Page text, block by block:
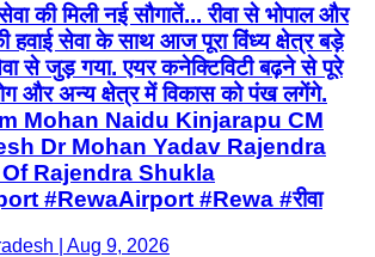
की मिली नई सौगातें... रीवा से भोपाल और
हवाई सेवा के साथ आज पूरा विंध्य क्षेत्र बड़े
से जुड़ गया. एयर कनेक्टिविटी बढ़ने से पूरे
और अन्य क्षेत्र में विकास को पंख लगेंगे.
Mohan Naidu Kinjarapu CM
Dr Mohan Yadav Rajendra
Rajendra Shukla
#RewaAirport #Rewa #रीवा
| Aug 9, 2026